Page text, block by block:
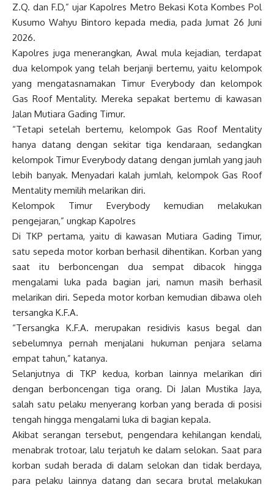
Z.Q. dan F.D,” ujar Kapolres Metro Bekasi Kota Kombes Pol
Kusumo Wahyu Bintoro kepada media, pada Jumat 26 Juni
2026.
Kapolres juga menerangkan, Awal mula kejadian, terdapat
dua kelompok yang telah berjanji bertemu, yaitu kelompok
yang mengatasnamakan Timur Everybody dan kelompok
Gas Roof Mentality. Mereka sepakat bertemu di kawasan
Jalan Mutiara Gading Timur.
“Tetapi setelah bertemu, kelompok Gas Roof Mentality
hanya datang dengan sekitar tiga kendaraan, sedangkan
kelompok Timur Everybody datang dengan jumlah yang jauh
lebih banyak. Menyadari kalah jumlah, kelompok Gas Roof
Mentality memilih melarikan diri.
Kelompok Timur Everybody kemudian melakukan
pengejaran,” ungkap Kapolres
Di TKP pertama, yaitu di kawasan Mutiara Gading Timur,
satu sepeda motor korban berhasil dihentikan. Korban yang
saat itu berboncengan dua sempat dibacok hingga
mengalami luka pada bagian jari, namun masih berhasil
melarikan diri. Sepeda motor korban kemudian dibawa oleh
tersangka K.F.A.
“Tersangka K.F.A. merupakan residivis kasus begal dan
sebelumnya pernah menjalani hukuman penjara selama
empat tahun,” katanya.
Selanjutnya di TKP kedua, korban lainnya melarikan diri
dengan berboncengan tiga orang. Di Jalan Mustika Jaya,
salah satu pelaku menyerang korban yang berada di posisi
tengah hingga mengalami luka di bagian kepala.
Akibat serangan tersebut, pengendara kehilangan kendali,
menabrak trotoar, lalu terjatuh ke dalam selokan. Saat para
korban sudah berada di dalam selokan dan tidak berdaya,
para pelaku lainnya datang dan secara brutal melakukan